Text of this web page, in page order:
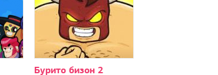
Бурито бизон 2